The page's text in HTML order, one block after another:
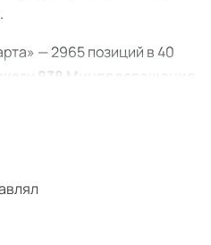
— 2965 позиций в 40
838 Минпросвещения
Поставка по
сертификаты
мир 4 класс.
и общество"